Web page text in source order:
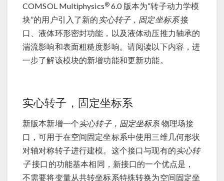
COMSOL Multiphysics® 6.0 版本为“转子动力学模
块”的用户引入了新的实心转子，固定坐标系接
口、液体环形密封功能，以及液体动压推力轴承的
湍流影响和表面粗糙度影响。请阅读以下内容，进
一步了解该模块的新增功能和更新功能。
实心转子，固定坐标系
新版本新增一个实心转子，固定坐标系物理场接
口，可用于在空间固定坐标系中使用三维几何形状
对轴对称转子进行建模。这个接口与现有的实心转
子接口的功能基本相同，新接口的一个优点是，
不需要将变量从共转坐标系特殊转换为空间固定坐